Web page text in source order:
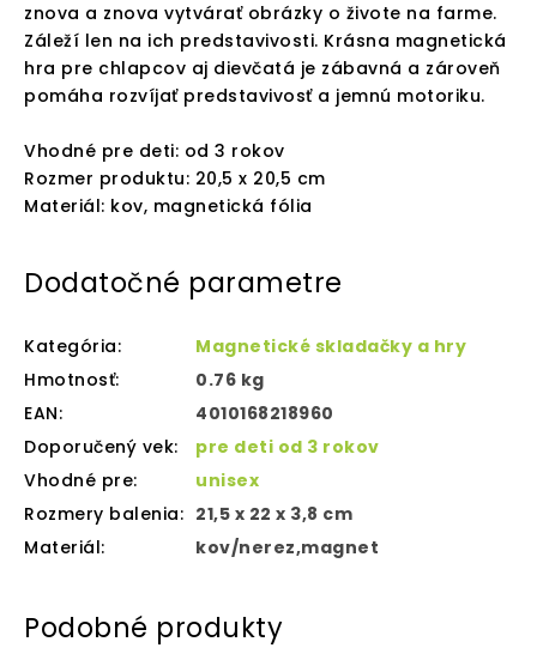
znova a znova vytvárať obrázky o živote na farme.
Záleží len na ich predstavivosti. Krásna magnetická
hra pre chlapcov aj dievčatá je zábavná a zároveň
pomáha rozvíjať predstavivosť a jemnú motoriku.
Vhodné pre deti: od 3 rokov
Rozmer produktu: 20,5 x 20,5 cm
Materiál: kov, magnetická fólia
Dodatočné parametre
Kategória:
Magnetické skladačky a hry
Hmotnosť:
0.76 kg
EAN:
4010168218960
Doporučený vek:
pre deti od 3 rokov
Vhodné pre:
unisex
Rozmery balenia: 21,5 x 22 x 3,8 cm
Materiál: kov/nerez,magnet